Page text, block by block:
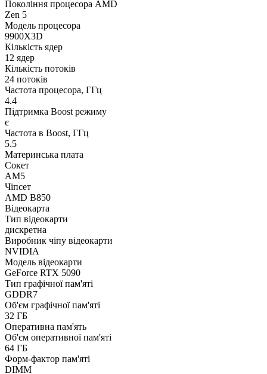
Покоління процесора AMD
Zen 5
Модель процесора
9900X3D
Кількість ядер
12 ядер
Кількість потоків
24 потоків
Частота процесора, ГГц
4.4
Підтримка Boost режиму
є
Частота в Boost, ГГц
5.5
Материнська плата
Сокет
AM5
Чіпсет
AMD B850
Відеокарта
Тип відеокарти
дискретна
Виробник чіпу відеокарти
NVIDIA
Модель відеокарти
GeForce RTX 5090
Тип графічної пам'яті
GDDR7
Об'єм графічної пам'яті
32 ГБ
Оперативна пам'ять
Об'єм оперативної пам'яті
64 ГБ
Форм-фактор пам'яті
DIMM